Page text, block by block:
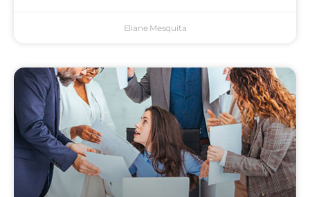
Eliane Mesquita